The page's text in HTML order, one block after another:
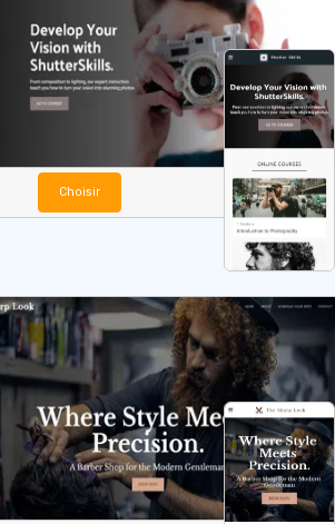
Choisir